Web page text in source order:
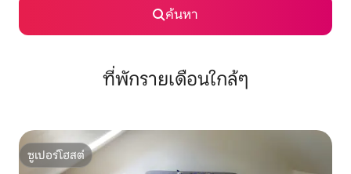
ค้นหา
ที่พักรายเดือนใกล้ๆ
ซูเปอร์โฮสต์
ซูเปอร์โฮสต์